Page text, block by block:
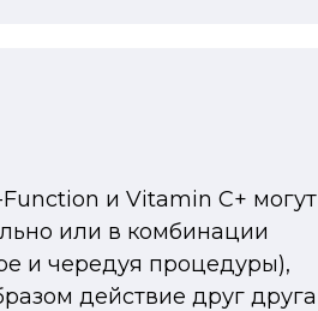
и Vitamin C+ могут
или в комбинации
и чередуя процедуры),
действие друг друга